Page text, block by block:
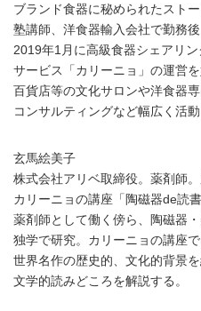
ブランド食器に秘められたスト
塾講師、洋食器輸入会社で勤務後
2019年1月に高級食器シェアリン
サービス「カリーニョ」の運営を
百貨店等の文化サロンや洋食器専
コンサルティングなど幅広く活動
玄馬絵美子
株式会社アリベ取締役。薬剤師。
カリーニョの講座「陶磁器de読書
薬剤師として働く傍ら、陶磁器
独学で研究。カリーニョの講座で
世界名作の歴史的、文化的背景
文学的読みどころを解説する。